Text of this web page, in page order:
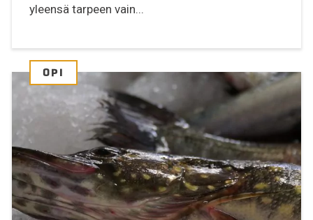
yleensä tarpeen vain...
OPI